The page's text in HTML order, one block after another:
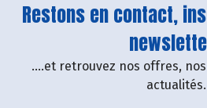
Restons en contact,
....et retrouvez nos offres,
actualités.